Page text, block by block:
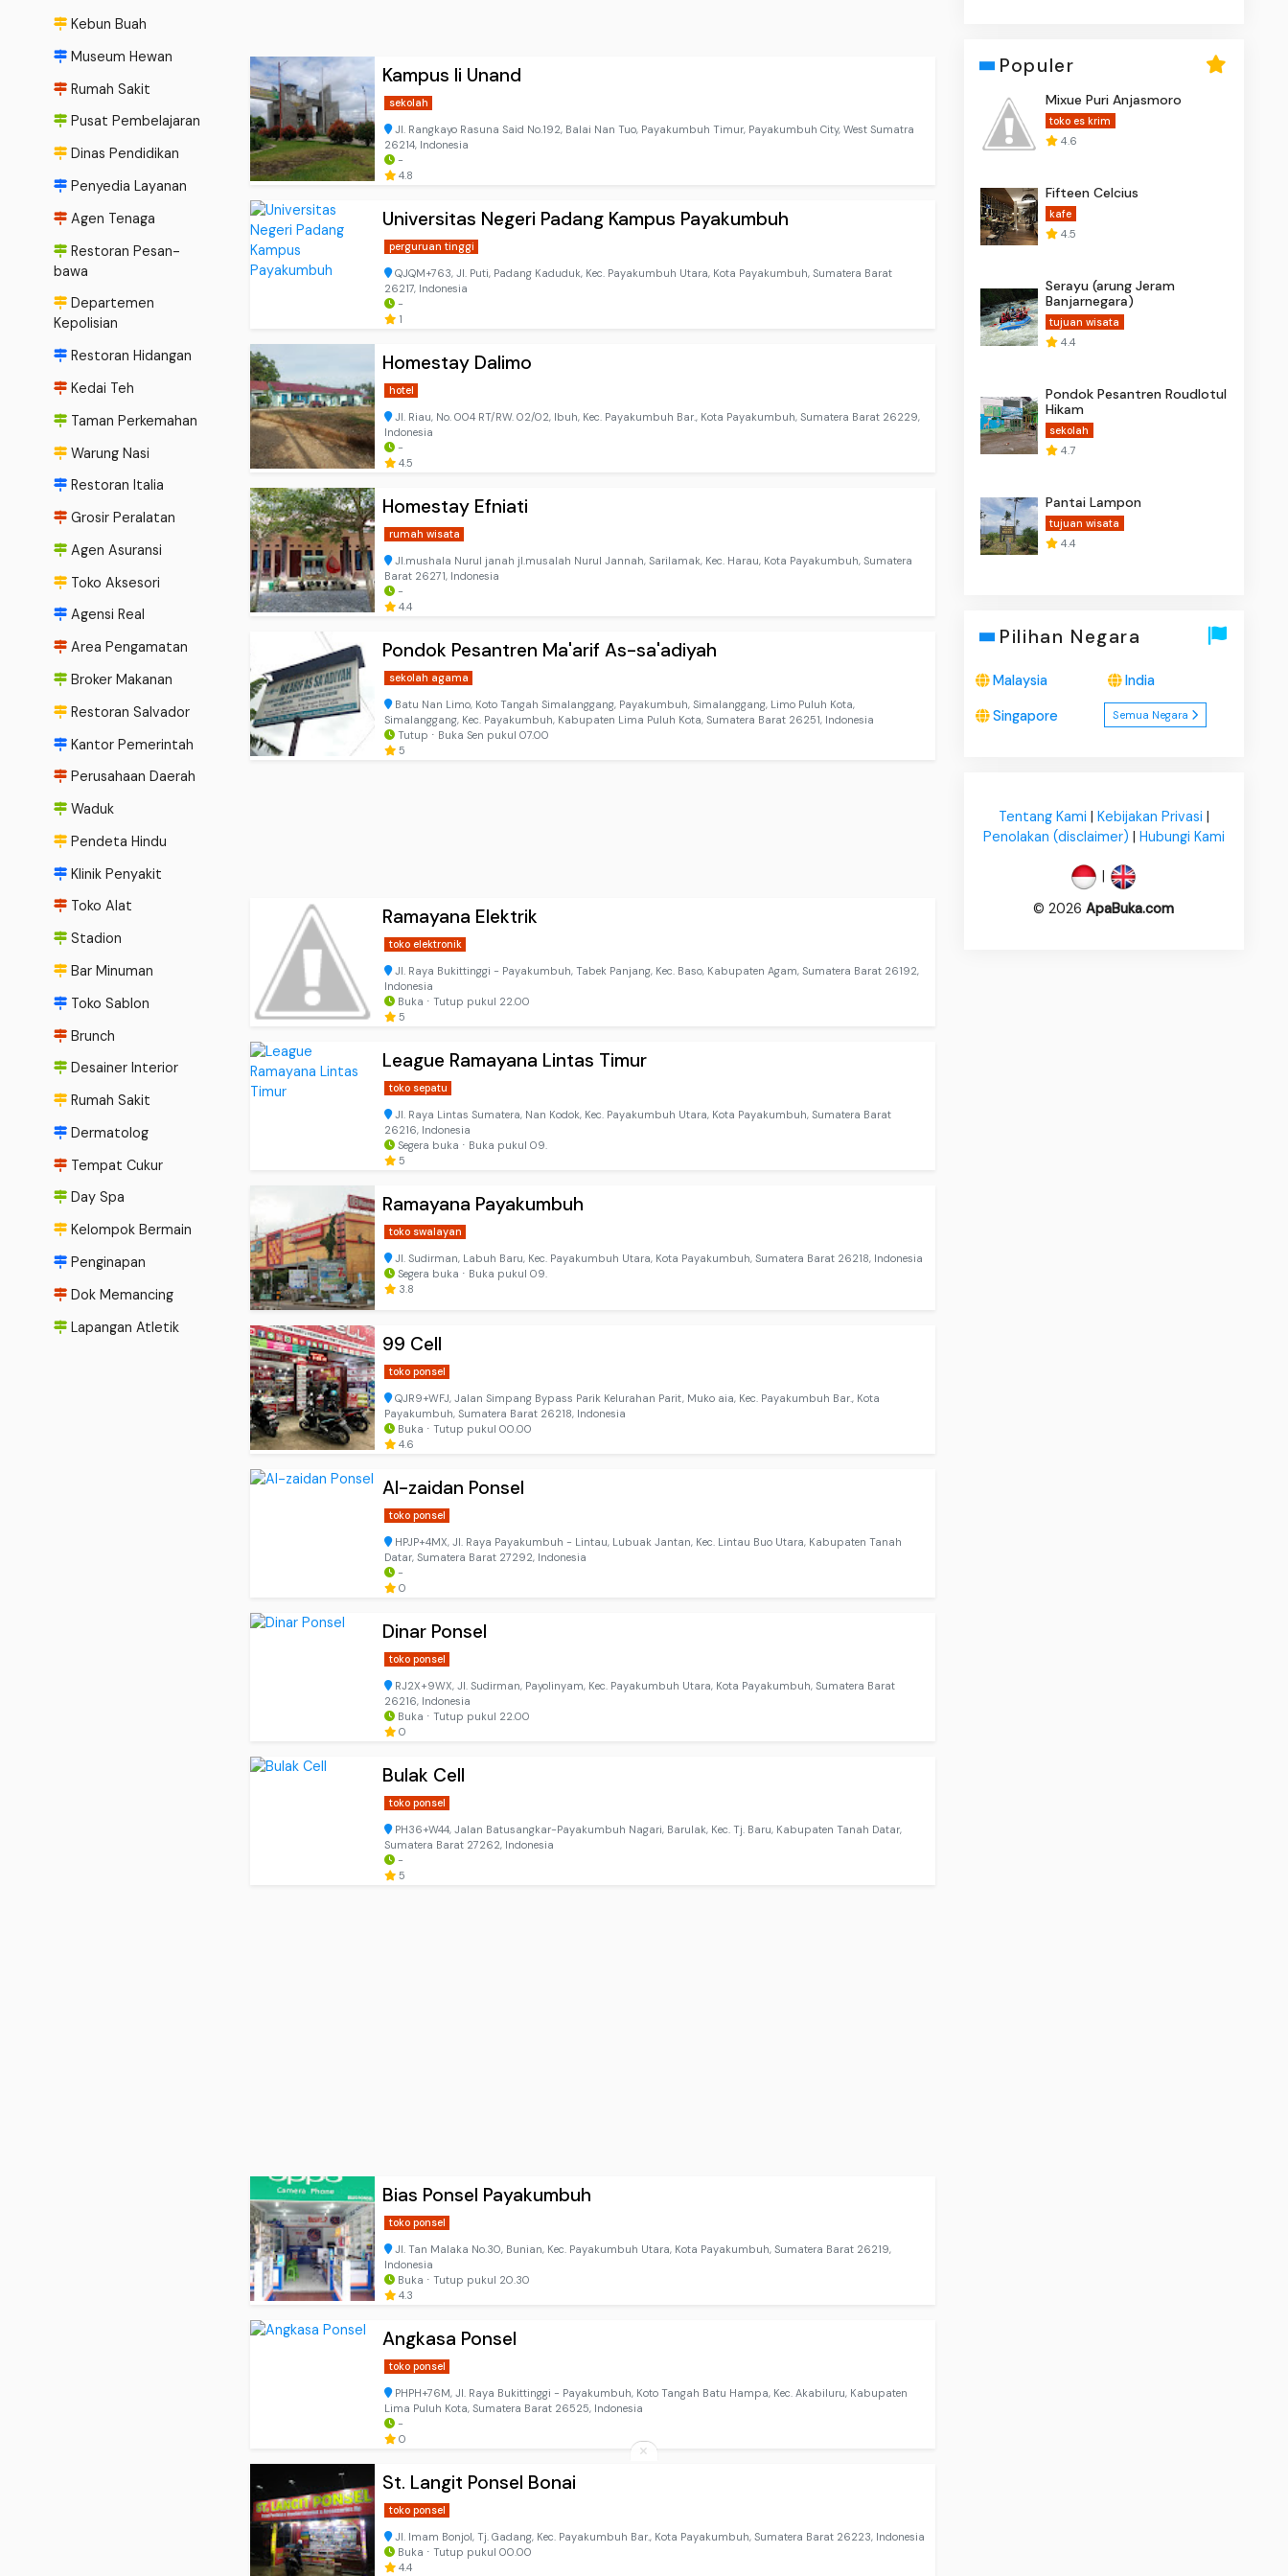
Kebun Buah
Museum Hewan
Rumah Sakit
Pusat Pembelajaran
Dinas Pendidikan
Penyedia Layanan
Agen Tenaga
Restoran Pesan-
bawa
Departemen
Kepolisian
Restoran Hidangan
Kedai Teh
Taman Perkemahan
Warung Nasi
Restoran Italia
Grosir Peralatan
Agen Asuransi
Toko Aksesori
Agensi Real
Area Pengamatan
Broker Makanan
Restoran Salvador
Kantor Pemerintah
Perusahaan Daerah
Waduk
Pendeta Hindu
Klinik Penyakit
Toko Alat
Stadion
Bar Minuman
Toko Sablon
Brunch
Desainer Interior
Rumah Sakit
Dermatolog
Tempat Cukur
Day Spa
Kelompok Bermain
Penginapan
Dok Memancing
Lapangan Atletik
Kampus Ii Unand
sekolah
Jl. Rangkayo Rasuna Said No.192, Balai Nan Tuo, Payakumbuh Timur, Payakumbuh City, West Sumatra
26214, Indonesia
-
4.8
Universitas Negeri Padang Kampus Payakumbuh
perguruan tinggi
QJQM+763, Jl. Puti, Padang Kaduduk, Kec. Payakumbuh Utara, Kota Payakumbuh, Sumatera Barat
26217, Indonesia
-
1
Homestay Dalimo
hotel
Jl. Riau, No. 004 RT/RW. 02/02, Ibuh, Kec. Payakumbuh Bar., Kota Payakumbuh, Sumatera Barat 26229,
Indonesia
-
4.5
Homestay Efniati
rumah wisata
Jl.mushala Nurul janah jl.musalah Nurul Jannah, Sarilamak, Kec. Harau, Kota Payakumbuh, Sumatera
Barat 26271, Indonesia
-
4.4
Pondok Pesantren Ma'arif As-sa'adiyah
sekolah agama
Batu Nan Limo, Koto Tangah Simalanggang, Payakumbuh, Simalanggang, Limo Puluh Kota,
Simalanggang, Kec. Payakumbuh, Kabupaten Lima Puluh Kota, Sumatera Barat 26251, Indonesia
Tutup ⋅ Buka Sen pukul 07.00
5
Ramayana Elektrik
toko elektronik
Jl. Raya Bukittinggi - Payakumbuh, Tabek Panjang, Kec. Baso, Kabupaten Agam, Sumatera Barat 26192,
Indonesia
Buka ⋅ Tutup pukul 22.00
5
League Ramayana Lintas Timur
toko sepatu
Jl. Raya Lintas Sumatera, Nan Kodok, Kec. Payakumbuh Utara, Kota Payakumbuh, Sumatera Barat
26216, Indonesia
Segera buka ⋅ Buka pukul 09.
5
Ramayana Payakumbuh
toko swalayan
Jl. Sudirman, Labuh Baru, Kec. Payakumbuh Utara, Kota Payakumbuh, Sumatera Barat 26218, Indonesia
Segera buka ⋅ Buka pukul 09.
3.8
99 Cell
toko ponsel
QJR9+WFJ, Jalan Simpang Bypass Parik Kelurahan Parit, Muko aia, Kec. Payakumbuh Bar., Kota
Payakumbuh, Sumatera Barat 26218, Indonesia
Buka ⋅ Tutup pukul 00.00
4.6
Al-zaidan Ponsel
toko ponsel
HPJP+4MX, Jl. Raya Payakumbuh - Lintau, Lubuak Jantan, Kec. Lintau Buo Utara, Kabupaten Tanah
Datar, Sumatera Barat 27292, Indonesia
-
0
Dinar Ponsel
toko ponsel
RJ2X+9WX, Jl. Sudirman, Payolinyam, Kec. Payakumbuh Utara, Kota Payakumbuh, Sumatera Barat
26216, Indonesia
Buka ⋅ Tutup pukul 22.00
0
Bulak Cell
toko ponsel
PH36+W44, Jalan Batusangkar-Payakumbuh Nagari, Barulak, Kec. Tj. Baru, Kabupaten Tanah Datar,
Sumatera Barat 27262, Indonesia
-
5
Bias Ponsel Payakumbuh
toko ponsel
Jl. Tan Malaka No.30, Bunian, Kec. Payakumbuh Utara, Kota Payakumbuh, Sumatera Barat 26219,
Indonesia
Buka ⋅ Tutup pukul 20.30
4.3
Angkasa Ponsel
toko ponsel
PHPH+76M, Jl. Raya Bukittinggi - Payakumbuh, Koto Tangah Batu Hampa, Kec. Akabiluru, Kabupaten
Lima Puluh Kota, Sumatera Barat 26525, Indonesia
-
0
St. Langit Ponsel Bonai
toko ponsel
Jl. Imam Bonjol, Tj. Gadang, Kec. Payakumbuh Bar., Kota Payakumbuh, Sumatera Barat 26223, Indonesia
Buka ⋅ Tutup pukul 00.00
4.4
Populer
Mixue Puri Anjasmoro
toko es krim
4.6
Fifteen Celcius
kafe
4.5
Serayu (arung Jeram
Banjarnegara)
tujuan wisata
4.4
Pondok Pesantren Roudlotul
Hikam
sekolah
4.7
Pantai Lampon
tujuan wisata
4.4
Pilihan Negara
Malaysia India
Singapore Semua Negara
Tentang Kami | Kebijakan Privasi |
Penolakan (disclaimer) | Hubungi Kami
|
© 2026ApaBuka.com